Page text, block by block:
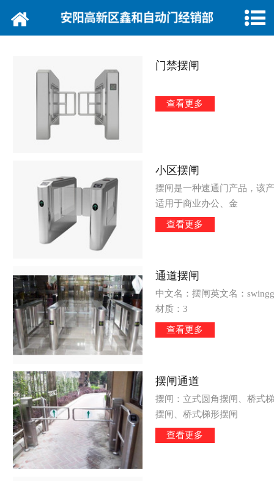
网站首页
新闻动态
客户留言
联系我们
门禁摆闸
查看更多
小区摆闸
摆闸是一种速通门产品，该
适用于商业办公、金
查看更多
通道摆闸
中文名：摆闸英文名：
材质：3
查看更多
摆闸通道
摆闸：立式圆角摆闸、桥式
摆闸、桥式梯形摆闸
查看更多